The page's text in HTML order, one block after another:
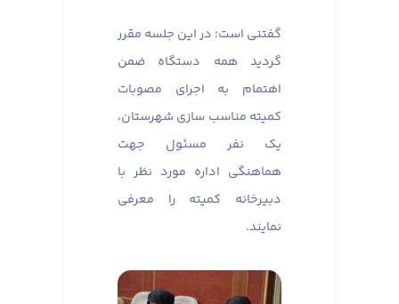
گفتنی است؛ در این جلسه مقرر
گردید همه دستگاه ضمن
اهتمام به اجرای مصوبات
کمیته مناسب سازی شهرستان،
یک نفر مسئول جهت
هماهنگی اداره مورد نظر با
دبیرخانه کمیته را معرفی
نمایند.